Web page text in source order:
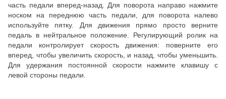
часть педали вперед-назад. Для поворота направо нажмите
носком на переднюю часть педали, для поворота налево
используйте пятку. Для движения прямо просто верните
педаль в нейтральное положение. Регулирующий ролик на
педали контролирует скорость движения: поверните его
вперед, чтобы увеличить скорость, и назад, чтобы уменьшить.
Для удержания постоянной скорости нажмите клавишу с
левой стороны педали.